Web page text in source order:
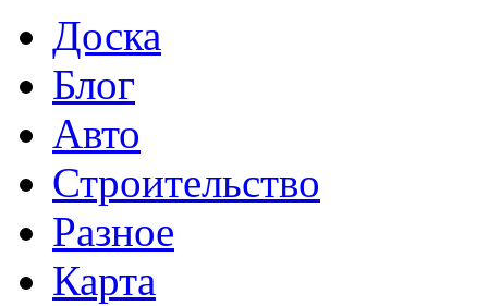
Доска
Блог
Авто
Строительство
Разное
Карта